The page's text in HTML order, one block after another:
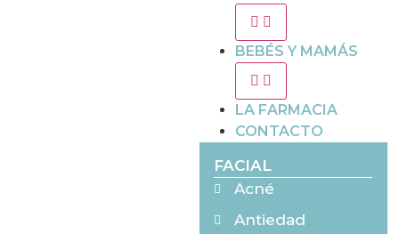
BEBÉS Y MAMÁS
LA FARMACIA
CONTACTO
FACIAL
Acné
Antiedad